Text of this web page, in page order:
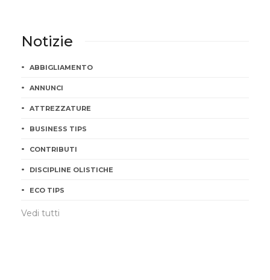
Notizie
ABBIGLIAMENTO
ANNUNCI
ATTREZZATURE
BUSINESS TIPS
CONTRIBUTI
DISCIPLINE OLISTICHE
ECO TIPS